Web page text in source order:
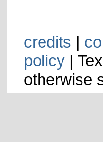
credits |
policy|
otherwise